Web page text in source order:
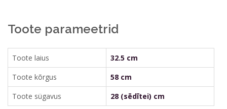
Toote parameetrid
Toote laius
32.5 cm
Toote kõrgus
58 cm
Toote sügavus
28 (sēdītei) cm